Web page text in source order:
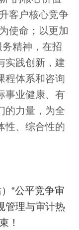
升客户核心竞争
使命；以更加
精神， 在招
实践创新 ，建
程体系和咨询
事业健康、有
的力量，为全
性、综合性的
“公平竞争审
管理与审计热
！